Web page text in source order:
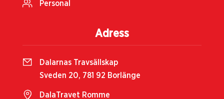
Personal
Adress
Dalarnas Travsällskap
Sveden 20, 781 92 Borlänge
DalaTravet Romme